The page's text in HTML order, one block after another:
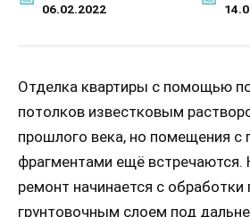
06.02.2022
Отделка квартиры с помощью
потолков известковым
прошлого века, но помещения с
фрагментами ещё встречаются.
ремонт начинается с обработки
грунтовочным слоем под